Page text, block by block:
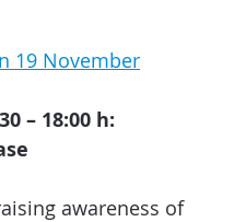
19 November
– 18:00 h:
awareness of